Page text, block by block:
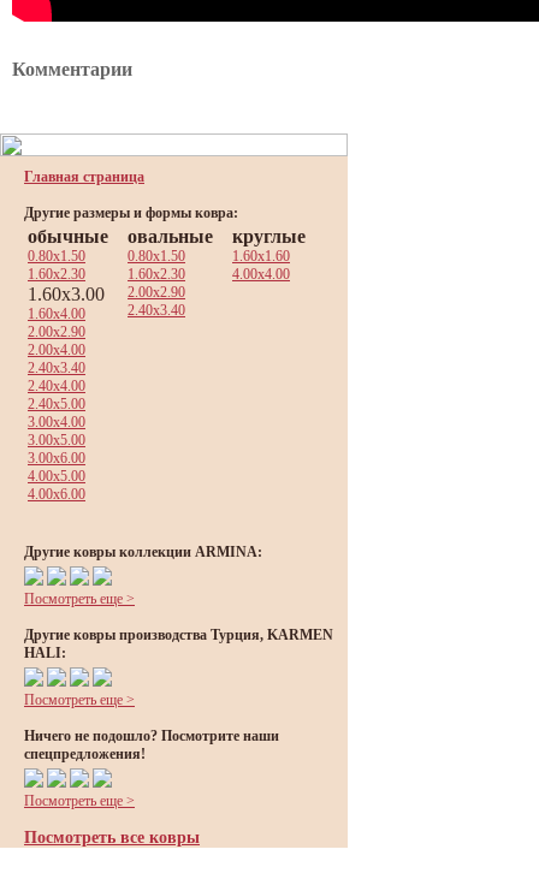
Комментарии
Главная страница
Другие размеры и формы ковра:
обычные
0.80x1.50
1.60x2.30
1.60x3.00
1.60x4.00
2.00x2.90
2.00x4.00
2.40x3.40
2.40x4.00
2.40x5.00
3.00x4.00
3.00x5.00
3.00x6.00
4.00x5.00
4.00x6.00
овальные
0.80x1.50
1.60x2.30
2.00x2.90
2.40x3.40
круглые
1.60x1.60
4.00x4.00
Другие ковры коллекции ARMINA:
Посмотреть еще >
Другие ковры производства Турция, KARMEN
HALI:
Посмотреть еще >
Ничего не подошло? Посмотрите наши
спецпредложения!
Посмотреть еще >
Посмотреть все ковры